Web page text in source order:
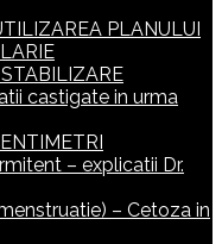
PLANULUI
castigate in urma
– explicatii Dr.
– Cetoza in